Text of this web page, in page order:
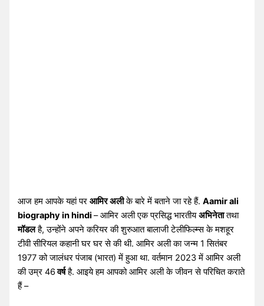
आज हम आपके यहां परआमिर अलीके बारे में बताने जा रहे हैं.Aamir ali
biography in hindi– आमिर अली एक प्रसिद्ध भारतीयअभिनेतातथा
मॉडलहै, उन्होंने अपने करियर की शुरुआत बालाजी टेलीफिल्म्स के मशहूर
टीवी सीरियल कहानी घर घर से की थी. आमिर अली का जन्म 1 सितंबर
1977 को जालंधर पंजाब (भारत) में हुआ था. वर्तमान 2023 में आमिर अली
की उम्र 46वर्षहै. आइये हम आपको आमिर अली के जीवन से परिचित कराते
हैं –